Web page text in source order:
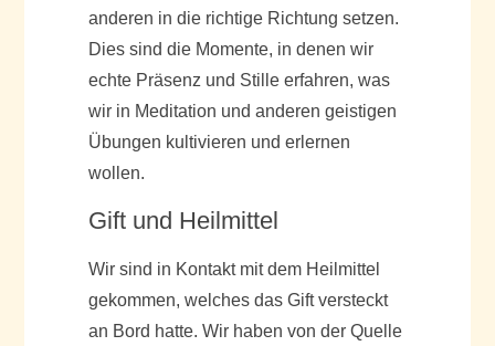
anderen in die richtige Richtung setzen.
Dies sind die Momente, in denen wir
echte Präsenz und Stille erfahren, was
wir in Meditation und anderen geistigen
Übungen kultivieren und erlernen
wollen.
Gift und Heilmittel
Wir sind in Kontakt mit dem Heilmittel
gekommen, welches das Gift versteckt
an Bord hatte. Wir haben von der Quelle